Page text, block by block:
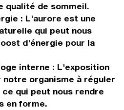
qualité de sommeil.
: L'aurore est une
qui peut nous
d'énergie pour la
interne : L'exposition
organisme à réguler
qui peut nous rendre
en forme.